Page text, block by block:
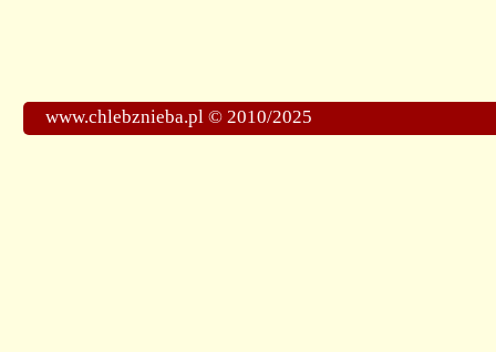
www.chlebznieba.pl © 2010/2025